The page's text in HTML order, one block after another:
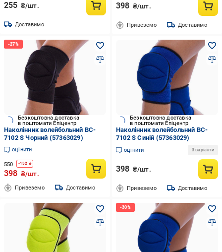
255 ₴/шт.
Доставимо
398 ₴/шт.
Привеземо Доставимо
Безкоштовна доставка
в поштомати Епіцентр
Наколінник волейбольний BC-
7102 S Чорний (57363029)
оцінити
550 -152 ₴
398 ₴/шт.
Привеземо Доставимо
Безкоштовна доставка
в поштомати Епіцентр
Наколінник волейбольний BC-
7102 S Синій (57363029)
оцінити 3 варіанти
398 ₴/шт.
Привеземо Доставимо